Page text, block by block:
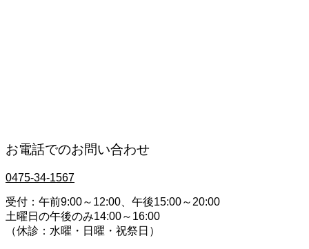
お電話でのお問い合わせ
0475-34-1567
受付：午前9:00～12:00、午後15:00～20:00
土曜日の午後のみ14:00～16:00
（休診：水曜・日曜・祝祭日）